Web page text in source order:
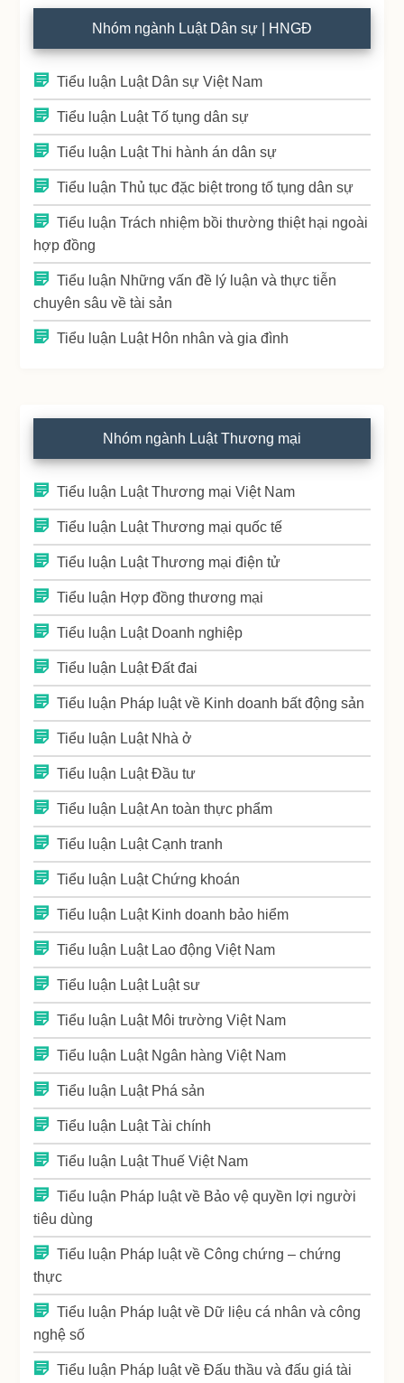
Nhóm ngành Luật Dân sự | HNGĐ
Tiểu luận Luật Dân sự Việt Nam
Tiểu luận Luật Tố tụng dân sự
Tiểu luận Luật Thi hành án dân sự
Tiểu luận Thủ tục đặc biệt trong tố tụng dân sự
Tiểu luận Trách nhiệm bồi thường thiệt hại ngoài
hợp đồng
Tiểu luận Những vấn đề lý luận và thực tiễn
chuyên sâu về tài sản
Tiểu luận Luật Hôn nhân và gia đình
Nhóm ngành Luật Thương mại
Tiểu luận Luật Thương mại Việt Nam
Tiểu luận Luật Thương mại quốc tế
Tiểu luận Luật Thương mại điện tử
Tiểu luận Hợp đồng thương mại
Tiểu luận Luật Doanh nghiệp
Tiểu luận Luật Đất đai
Tiểu luận Pháp luật về Kinh doanh bất động sản
Tiểu luận Luật Nhà ở
Tiểu luận Luật Đầu tư
Tiểu luận Luật An toàn thực phẩm
Tiểu luận Luật Cạnh tranh
Tiểu luận Luật Chứng khoán
Tiểu luận Luật Kinh doanh bảo hiểm
Tiểu luận Luật Lao động Việt Nam
Tiểu luận Luật Luật sư
Tiểu luận Luật Môi trường Việt Nam
Tiểu luận Luật Ngân hàng Việt Nam
Tiểu luận Luật Phá sản
Tiểu luận Luật Tài chính
Tiểu luận Luật Thuế Việt Nam
Tiểu luận Pháp luật về Bảo vệ quyền lợi người
tiêu dùng
Tiểu luận Pháp luật về Công chứng – chứng
thực
Tiểu luận Pháp luật về Dữ liệu cá nhân và công
nghệ số
Tiểu luận Pháp luật về Đấu thầu và đấu giá tài